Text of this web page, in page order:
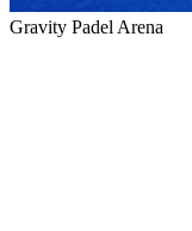
Gravity Padel Arena